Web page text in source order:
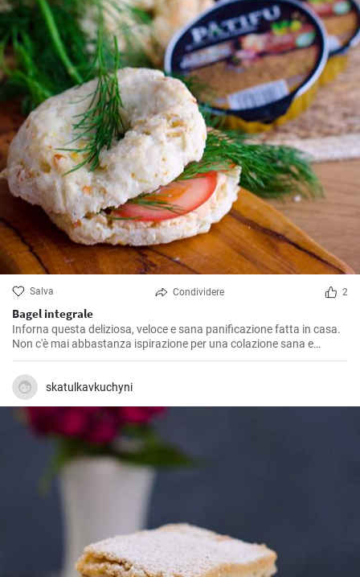
Salva Condividere 2
Bagel integrale
Inforna questa deliziosa, veloce e sana panificazione fatta in casa.
Non c'è mai abbastanza ispirazione per una colazione sana e
gustosa.
skatulkavkuchyni